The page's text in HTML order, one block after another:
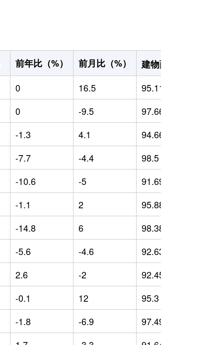
前年比（%） 前月比（%） 建物面積（m
0 16.5 95.11
0 -9.5 97.66
-1.3 4.1 94.66
-7.7 -4.4 98.5
-10.6 -5 91.69
-1.1 2 95.88
-14.8 6 98.38
-5.6 -4.6 92.63
2.6 -2 92.45
-0.1 12 95.3
-1.8 -6.9 97.49